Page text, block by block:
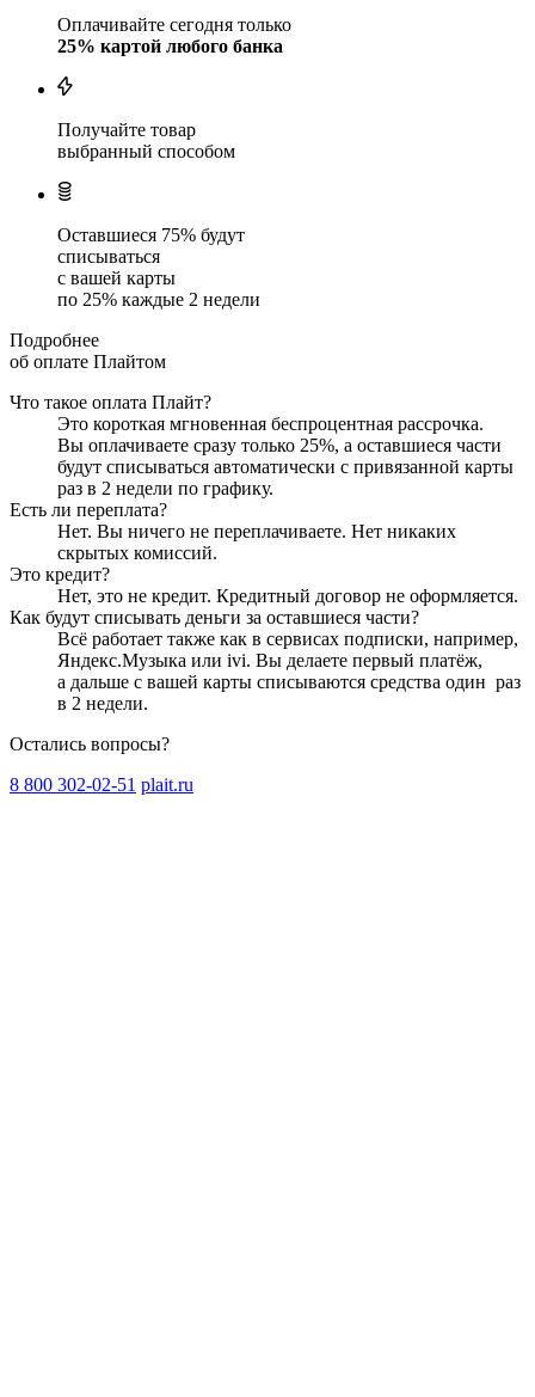
Оплачивайте сегодня только
25% картой любого банка
Получайте товар
выбранный способом
Оставшиеся 75% будут
списываться
с вашей карты
по 25% каждые 2 недели
Подробнее
об оплате Плайтом
Что такое оплата Плайт?
Это короткая мгновенная беспроцентная рассрочка.
Вы оплачиваете сразу только 25%, а оставшиеся части
будут списываться автоматически с привязанной карты
раз в 2 недели по графику.
Есть ли переплата?
Нет. Вы ничего не переплачиваете. Нет никаких
скрытых комиссий.
Это кредит?
Нет, это не кредит. Кредитный договор не оформляется.
Как будут списывать деньги за оставшиеся части?
Всё работает также как в сервисах подписки, например,
Яндекс.Музыка или ivi. Вы делаете первый платёж,
а дальше с вашей карты списываются средства один раз
в 2 недели.
Остались вопросы?
8 800 302-02-51 plait.ru